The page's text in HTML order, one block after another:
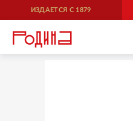
ИЗДАЕТСЯ С 1879